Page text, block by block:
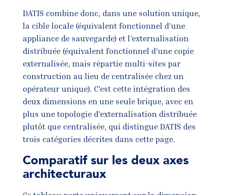
DATIS combine donc, dans une solution unique,
la cible locale (équivalent fonctionnel d’une
appliance de sauvegarde) et l’externalisation
distribuée (équivalent fonctionnel d’une copie
externalisée, mais répartie multi-sites par
construction au lieu de centralisée chez un
opérateur unique). C’est cette intégration des
deux dimensions en une seule brique, avec en
plus une topologie d’externalisation distribuée
plutôt que centralisée, qui distingue DATIS des
trois catégories décrites dans cette page.
Comparatif sur les deux axes
architecturaux